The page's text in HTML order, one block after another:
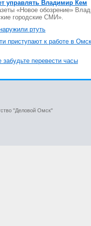
управлять Владимир Кем
«Новое обозрение»
городские СМИ».
ртуть
приступают к работе в
перевести часы
"Деловой Омск"